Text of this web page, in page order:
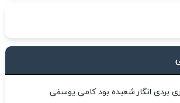
بردی انگار شعبده بود کامی یوسفی